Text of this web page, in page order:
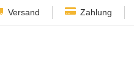
Versand Zahlung